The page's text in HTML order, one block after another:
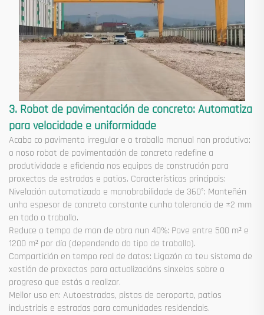
3. Robot de pavimentación de concreto: Automatiza
para velocidade e uniformidade
Acaba co pavimento irregular e o traballo manual non produtivo:
o noso robot de pavimentación de concreto redefine a
produtividade e eficiencia nos equipos de construción para
proxectos de estradas e patios. Características principais:
Nivelación automatizada e manobrabilidade de 360°: Manteñén
unha espesor de concreto constante cunha tolerancia de ±2 mm
en todo o traballo.
Reduce o tempo de man de obra nun 40%: Pave entre 500 m² e
1200 m² por día (dependendo do tipo de traballo).
Compartición en tempo real de datos: Ligazón co teu sistema de
xestión de proxectos para actualizacións sinxelas sobre o
progreso que estás a realizar.
Mellor uso en: Autoestradas, pistas de aeroporto, patios
industriais e estradas para comunidades residenciais.